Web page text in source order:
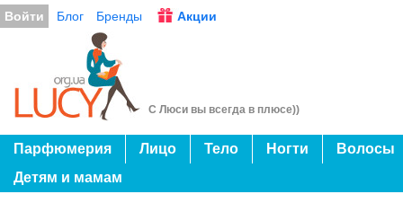
Войти Блог Бренды Акции
С Люси вы всегда в плюсе))
Парфюмерия Лицо Тело Ногти
Волосы
Детям и мамам